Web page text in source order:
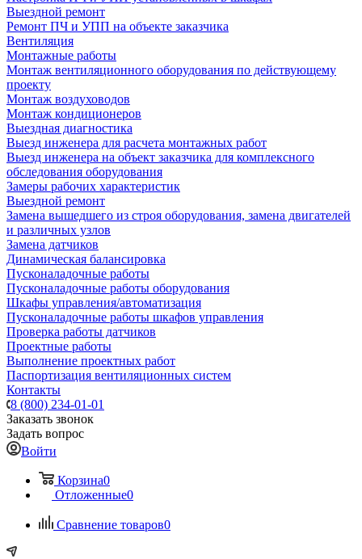
Выездной ремонт
Ремонт ПЧ и УПП на объекте заказчика
Вентиляция
Монтажные работы
Монтаж вентиляционного оборудования по действующему
проекту
Монтаж воздуховодов
Монтаж кондиционеров
Выездная диагностика
Выезд инженера для расчета монтажных работ
Выезд инженера на объект заказчика для комплексного
обследования оборудования
Замеры рабочих характеристик
Выездной ремонт
Замена вышедшего из строя оборудования, замена двигателей
и различных узлов
Замена датчиков
Динамическая балансировка
Пусконаладочные работы
Пусконаладочные работы оборудования
Шкафы управления/автоматизация
Пусконаладочные работы шкафов управления
Проверка работы датчиков
Проектные работы
Выполнение проектных работ
Паспортизация вентиляционных систем
Контакты
8 (800) 234-01-01
Заказать звонок
Задать вопрос
Войти
Корзина0
Отложенные0
Сравнение товаров0